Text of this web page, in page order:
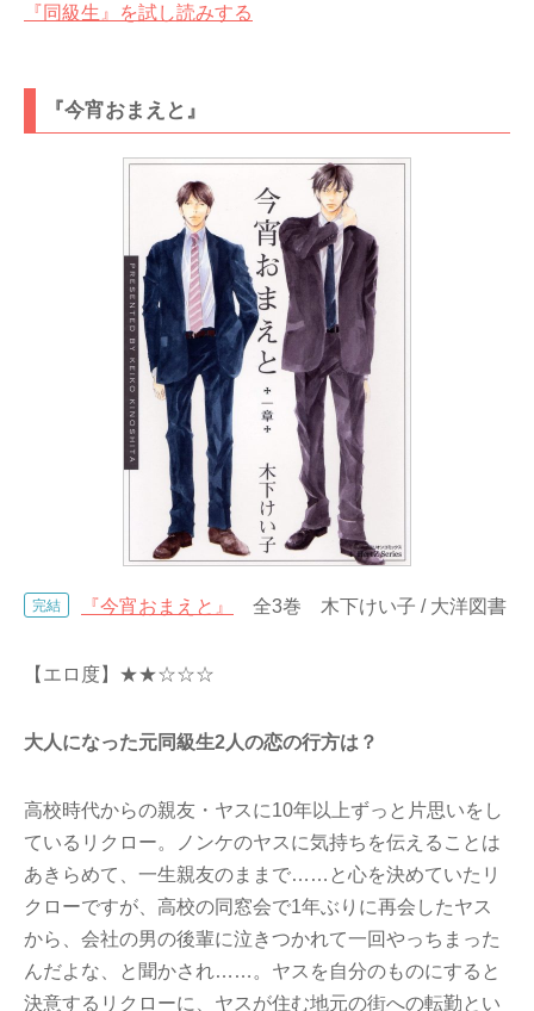
『同級生』を試し読みする
『今宵おまえと』
完結 『今宵おまえと』 全3巻 木下けい子 / 大洋図書
【エロ度】★★☆☆☆
大人になった元同級生2人の恋の行方は？
高校時代からの親友・ヤスに10年以上ずっと片思いをし
ているリクロー。ノンケのヤスに気持ちを伝えることは
あきらめて、一生親友のままで……と心を決めていたリ
クローですが、高校の同窓会で1年ぶりに再会したヤス
から、会社の男の後輩に泣きつかれて一回やっちまった
んだよな、と聞かされ……。ヤスを自分のものにすると
決意するリクローに、ヤスが住む地元の街への転勤とい